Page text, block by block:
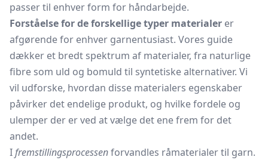
passer til enhver form for håndarbejde.
Forståelse for de forskellige typer materialer er
afgørende for enhver garnentusiast. Vores guide
dækker et bredt spektrum af materialer, fra naturlige
fibre som uld og bomuld til syntetiske alternativer. Vi
vil udforske, hvordan disse materialers egenskaber
påvirker det endelige produkt, og hvilke fordele og
ulemper der er ved at vælge det ene frem for det
andet.
Ifremstillingsprocessenforvandles råmaterialer til garn.